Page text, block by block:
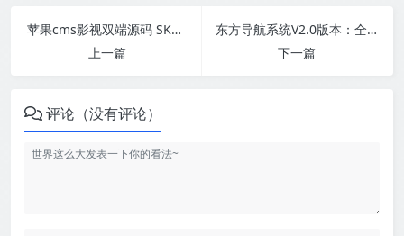
苹果cms影视双端源码 SKAPP源码 SK影视源码
上一篇
东方导航系统V2.0版本：全新升级，更智能、更稳定、更高效
下一篇
评论（没有评论）